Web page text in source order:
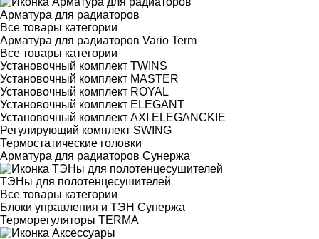
Арматура для радиаторов
Все товары категории
Арматура для радиаторов Vario Term
Все товары категории
Установочный комплект TWINS
Установочный комплект MASTER
Установочный комплект ROYAL
Установочный комплект ELEGANT
Установочный комплект AXI ELEGANCKIE
Регулирующий комплект SWING
Термостатические головки
Арматура для радиаторов Сунержа
ТЭНы для полотенцесушителей
Все товары категории
Блоки управления и ТЭН Сунержа
Терморегуляторы TERMA